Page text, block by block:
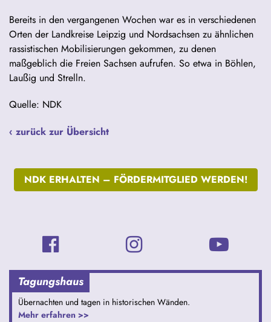
Bereits in den vergangenen Wochen war es in verschiedenen
Orten der Landkreise Leipzig und Nordsachsen zu ähnlichen
rassistischen Mobilisierungen gekommen, zu denen
maßgeblich die Freien Sachsen aufrufen. So etwa in Böhlen,
Laußig und Strelln.
Quelle: NDK
‹ zurück zur Übersicht
NDK ERHALTEN – FÖRDERMITGLIED WERDEN!
Tagungshaus
Übernachten und tagen in historischen Wänden.
Mehr erfahren >>